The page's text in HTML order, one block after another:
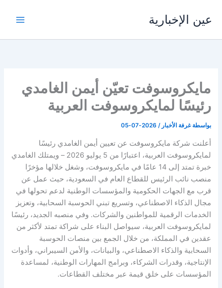
المحتوى
عين الإخبارية
مايكروسوفت تعيّن أيمن الغامدي
رئيسًا لمايكروسوفت العربية
بواسطة غرفة الأخبار/
2026-07-05
أعلنت شركة مايكروسوفت عن تعيين أيمن الغامدي رئيسًا
لمايكروسوفت العربية، اعتبارًا من 5 يوليو 2026 – ويمتلك الغامدي
خبرة تمتد إلى 14 عامًا في مايكروسوفت، وشغل خلالها مؤخرًا
منصب نائب الرئيس للقطاع العام في السعودية، حيث عمل عن
قرب مع الجهات الحكومية والمؤسسات الوطنية لدعم تحولها في
مجال الذكاء الاصطناعي، وتسريع تبني الحوسبة السحابية، وتعزيز
الخدمات الرقمية للمواطنين والشركات. وفي منصبه الجديد، رئيسًا
لمايكروسوفت العربية، سيواصل البناء على شراكة تمتد لأكثر من
عقدين في المملكة، من خلال الجمع بين منصات الحوسبة
السحابية والذكاء الاصطناعي، والبيانات، والأمن السيبراني، وأدوات
الإنتاجية، وقدرات الشركاء، وبرامج المهارات الوطنية، لمساعدة
المؤسسات على خلق قيمة عبر مختلف القطاعات.